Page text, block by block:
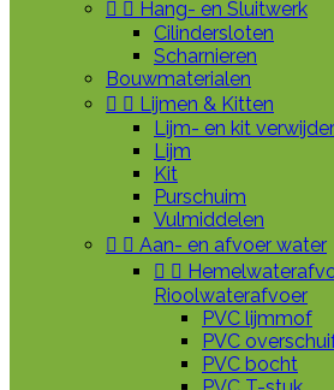
  Hang- en Sluitwerk
Cilindersloten
Scharnieren
Bouwmaterialen
  Lijmen & Kitten
Lijm- en kit
Lijm
Kit
Purschuim
Vulmiddelen
  Aan- en afvoer water
 
Rioolwaterafvoer
PVC lijmmof
PVC
PVC bocht